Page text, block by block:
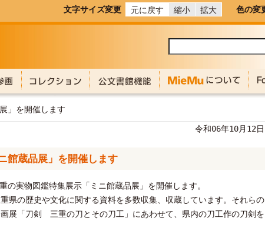
文字サイズ変更 元に戻す 縮小 拡大 色の変
」を開催します
令和06年10月12日
蔵品展」を開催します
実物図鑑特集展示「ミニ館蔵品展」を開催します。
県の歴史や文化に関する資料を多数収集、収蔵しています。それらの
展「刀剣 三重の刀とその刀工」にあわせて、県内の刀工作の刀剣を